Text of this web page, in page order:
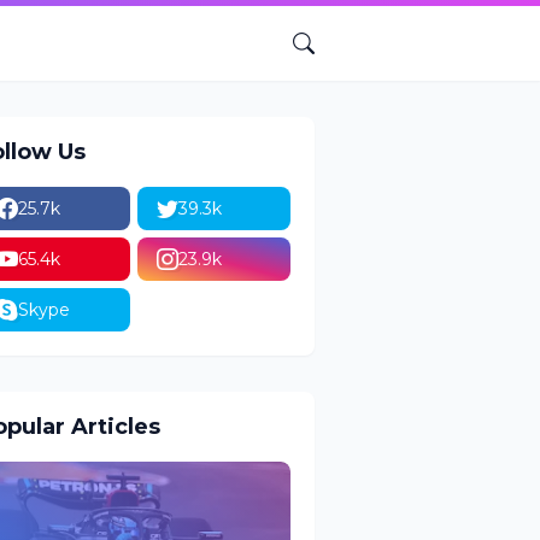
Us
25.7k 39.3k
65.4k 23.9k
Skype
Articles